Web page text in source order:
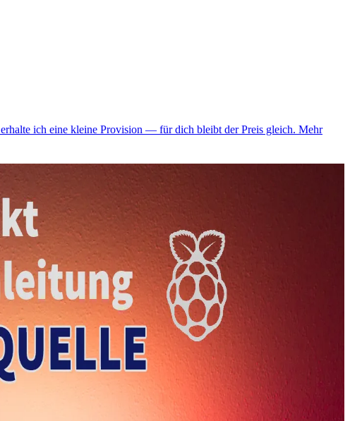
ich eine kleine Provision — für dich bleibt der Preis gleich. Mehr